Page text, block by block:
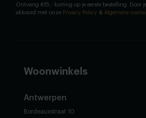
Ontvang €15,- korting op je eerste bestelling. Door
akkoord met onze Privacy Policy & Algemene
Woonwinkels
Antwerpen
Bordeauxstraat 10